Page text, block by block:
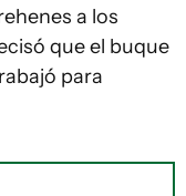
a los
que el buque
para